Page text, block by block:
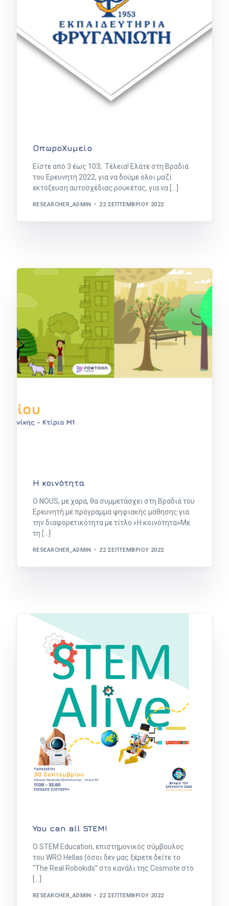
ΟπωροΧυμείο
Είστε από 3 έως 103; Τέλεια! Ελάτε στη Βραδιά
του Ερευνητή 2022, για να δούμε όλοι μαζί
εκτόξευση αυτοσχέδιας ρουκέτας, για να […]
RESEARCHER_ADMIN 22 ΣΕΠΤΕΜΒΡΊΟΥ 2022
Η κοινότητα
Ο ΝΟUS, με χαρά, θα συμμετάσχει στη Βραδιά του
Ερευνητή με πρόγραμμα ψηφιακής μάθησης για
την διαφορετικότητα με τίτλο «Η κοινότητα»Με
τη […]
RESEARCHER_ADMIN 22 ΣΕΠΤΕΜΒΡΊΟΥ 2022
You can all STEM!
Ο STEM Education, επιστημονικός σύμβουλος
του WRO Hellas (όσοι δεν μας ξέρετε δείτε το
“The Real Robokids” στο κανάλι της Cosmote στο
RESEARCHER_ADMIN 22 ΣΕΠΤΕΜΒΡΊΟΥ 2022